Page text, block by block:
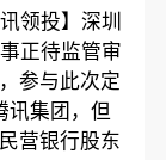
领投】深圳
正待监管审
参与此次定
讯集团，但
营银行股东